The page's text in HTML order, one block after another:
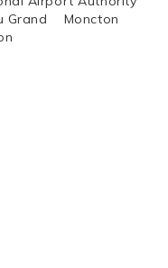
Grand Moncton